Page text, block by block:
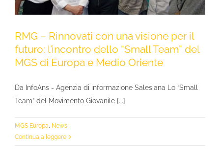
RMG – Rinnovati con una visione per il
futuro: l’incontro dello “Small Team” del
MGS di Europa e Medio Oriente
Da InfoAns - Agenzia di informazione Salesiana Lo “Small
Team” del Movimento Giovanile [...]
MGS Europa, News
Continua a leggere